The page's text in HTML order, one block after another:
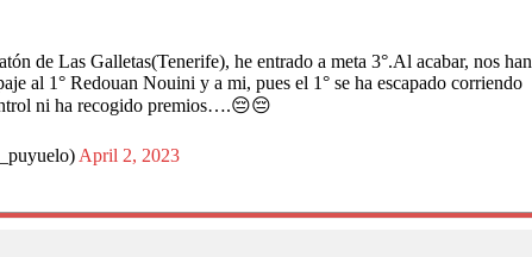
de Las Galletas(Tenerife), he entrado a meta 3°.Al acabar, nos han
al 1° Redouan Nouini y a mi, pues el 1° se ha escapado corriendo
ni ha recogido premios….😔😔
April 2, 2023